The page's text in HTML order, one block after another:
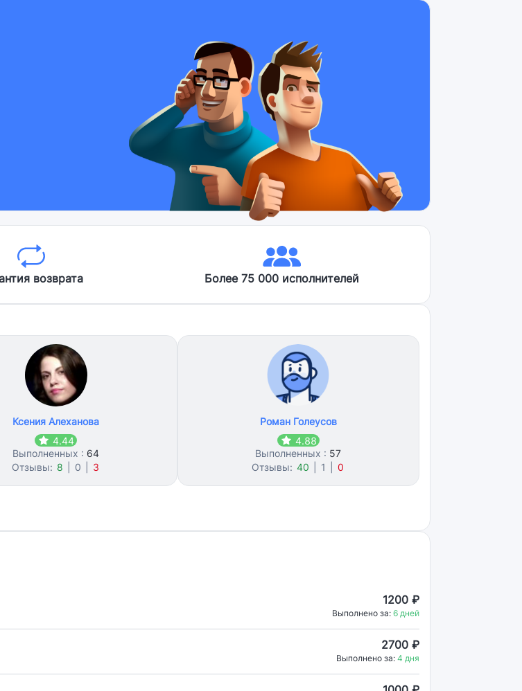
возврата Более 75 000 исполнителей
Ксения Алеханова
4.44
Выполненных : 64
Отзывы: 8 0 3
Роман Голеусов
4.88
Выполненных : 57
Отзывы: 40 1 0
1200 ₽
Выполнено за: 6 дней
2700 ₽
Выполнено за: 4 дня